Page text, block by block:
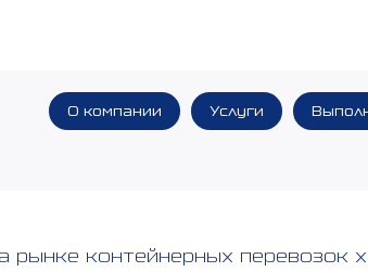
О компании Услуги
рынке контейнерных перевозок